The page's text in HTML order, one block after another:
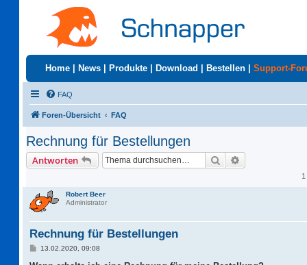
Home News Produkte Download Bestellen Support-
FAQ
Foren-Übersicht FAQ
Rechnung für Bestellungen
Antworten Suche
Robert Beer
Administrator
Rechnung für Bestellungen
B13.02.2020, 09:08